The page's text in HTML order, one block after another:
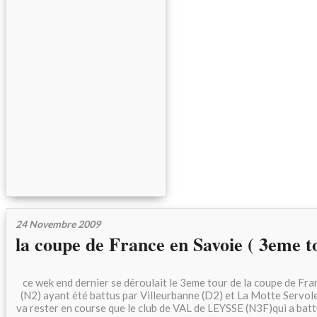
24 Novembre 2009
la coupe de France en Savoie ( 3eme
ce wek end dernier se déroulait le 3eme tour de la coupe de
(N2) ayant été battus par Villeurbanne (D2) et La Motte
va rester en course que le club de VAL de LEYSSE (N3F)qui a